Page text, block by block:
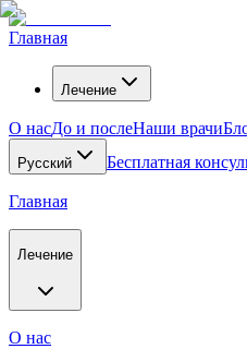
Главная
Лечение
О насДо и послеНаши врачи
Русский Бесплатная
Главная
Лечение
О нас